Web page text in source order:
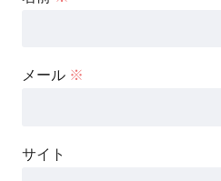
メール ※
サイト